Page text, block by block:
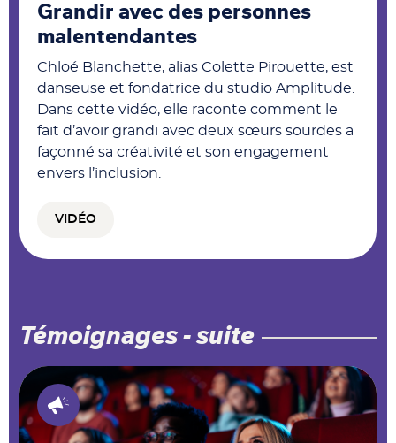
Grandir avec des personnes
malentendantes
Chloé Blanchette, alias Colette Pirouette, est
danseuse et fondatrice du studio Amplitude.
Dans cette vidéo, elle raconte comment le
fait d’avoir grandi avec deux sœurs sourdes a
façonné sa créativité et son engagement
envers l’inclusion.
VIDÉO
Témoignages - suite